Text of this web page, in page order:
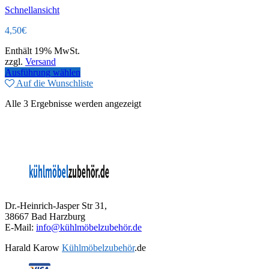
Schnellansicht
4,50€
Enthält 19% MwSt.
zzgl. Versand
Ausführung wählen
Auf die Wunschliste
Alle 3 Ergebnisse werden angezeigt
Dr.-Heinrich-Jasper Str 31,
38667 Bad Harzburg
E-Mail: info@kühlmöbelzubehör.de
Harald Karow Kühlmöbelzubehör.de